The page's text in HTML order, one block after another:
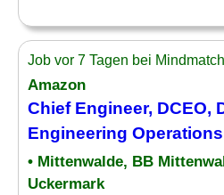
Job vor 7 Tagen bei
Amazon
ChiefEngineer, DCEO,
Engineering Operations
• Mittenwalde, BB
Uckermark